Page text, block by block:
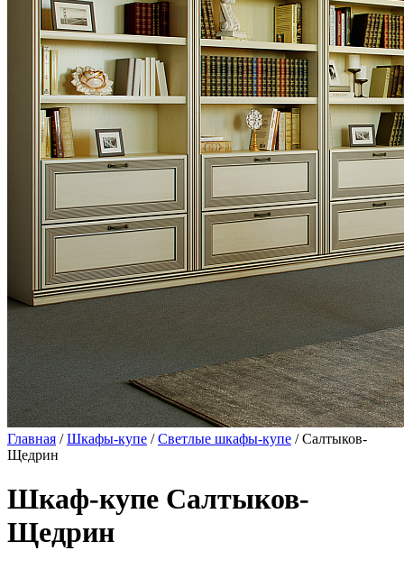
Главная /Шкафы-купе /Светлые шкафы-купе / Салтыков-
Щедрин
Шкаф-купе Салтыков-
Щедрин